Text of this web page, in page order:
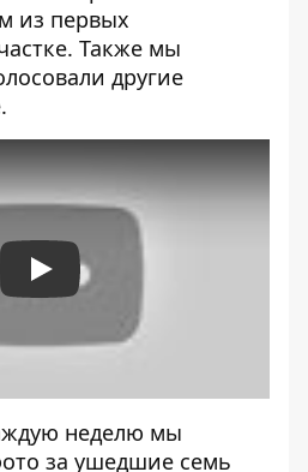
из первых
Также мы
другие
Play
неделю мы
за ушедшие семь